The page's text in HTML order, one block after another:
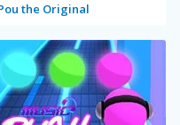
the Original